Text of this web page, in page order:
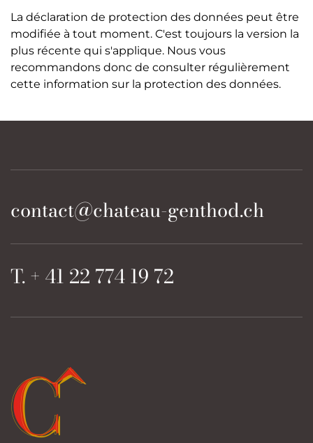
La déclaration de protection des données peut être
modifiée à tout moment. C'est toujours la version la
plus récente qui s'applique. Nous vous
recommandons donc de consulter régulièrement
cette information sur la protection des données.
contact@chateau-genthod.ch
T. + 41 22 774 19 72